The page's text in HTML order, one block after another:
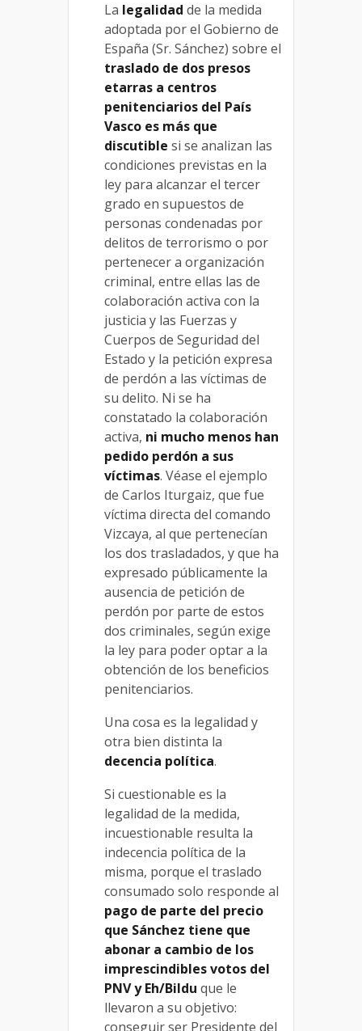
La legalidad de la medida
adoptada por el Gobierno de
España (Sr. Sánchez) sobre el
traslado de dos presos
etarras a centros
penitenciarios del País
Vasco es más que
discutible si se analizan las
condiciones previstas en la
ley para alcanzar el tercer
grado en supuestos de
personas condenadas por
delitos de terrorismo o por
pertenecer a organización
criminal, entre ellas las de
colaboración activa con la
justicia y las Fuerzas y
Cuerpos de Seguridad del
Estado y la petición expresa
de perdón a las víctimas de
su delito. Ni se ha
constatado la colaboración
activa, ni mucho menos han
pedido perdón a sus
víctimas. Véase el ejemplo
de Carlos Iturgaiz, que fue
víctima directa del comando
Vizcaya, al que pertenecían
los dos trasladados, y que ha
expresado públicamente la
ausencia de petición de
perdón por parte de estos
dos criminales, según exige
la ley para poder optar a la
obtención de los beneficios
penitenciarios.
Una cosa es la legalidad y
otra bien distinta la
decencia política.
Si cuestionable es la
legalidad de la medida,
incuestionable resulta la
indecencia política de la
misma, porque el traslado
consumado solo responde al
pago de parte del precio
que Sánchez tiene que
abonar a cambio de los
imprescindibles votos del
PNV y Eh/Bildu que le
llevaron a su objetivo:
conseguir ser Presidente del